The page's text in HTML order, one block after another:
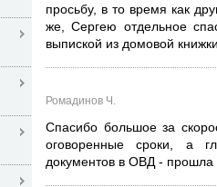
просьбу, в то время как
же, Сергею отдельное
выпиской из домовой
Ромадинов Ч.
Спасибо большое за
оговоренные сроки, а
документов в ОВД - прошла